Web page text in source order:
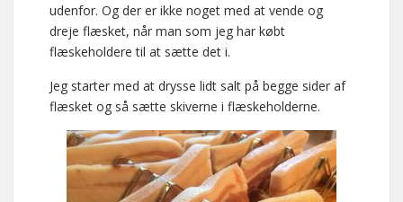
udenfor. Og der er ikke noget med at vende og
dreje flæsket, når man som jeg har købt
flæskeholdere til at sætte det i.
Jeg starter med at drysse lidt salt på begge sider af
flæsket og så sætte skiverne i flæskeholderne.